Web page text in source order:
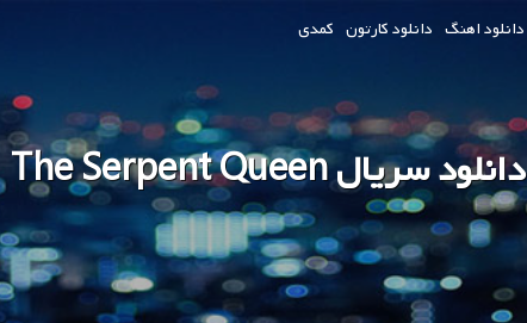
دانلود اهنگ دانلود کارتون کمدی
دانلود سریال The Serpent Queen